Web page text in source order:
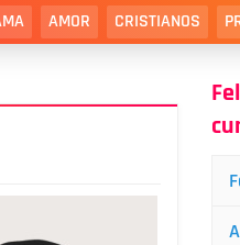
AMOR CRISTIANOS